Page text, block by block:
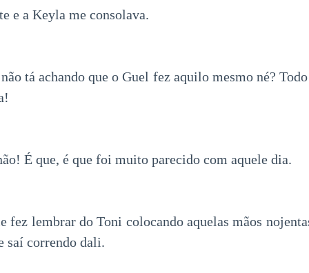
e a Keyla me consolava.
tá achando que o Guel fez aquilo mesmo né?
É que, é que foi muito parecido com aquele dia.
fez lembrar do Toni colocando aquelas mãos
saí correndo dali.